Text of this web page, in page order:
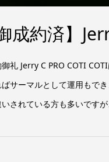
成約済】
礼 Jerry C PRO COTI
サーマルとして運用もで
いされている方も多いです